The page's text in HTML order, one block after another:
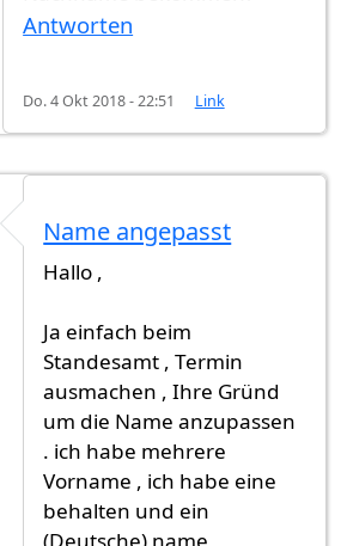
Antworten
Do. 4 Okt 2018 - 22:51 Link
Name angepasst?
Name angepasst
Hallo ,
Ja einfach beim
Standesamt , Termin
ausmachen , Ihre Gründ
um die Name anzupassen
. ich habe mehrere
Vorname , ich habe eine
behalten und ein